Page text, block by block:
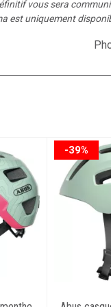
vous sera
est uniquement
-39%